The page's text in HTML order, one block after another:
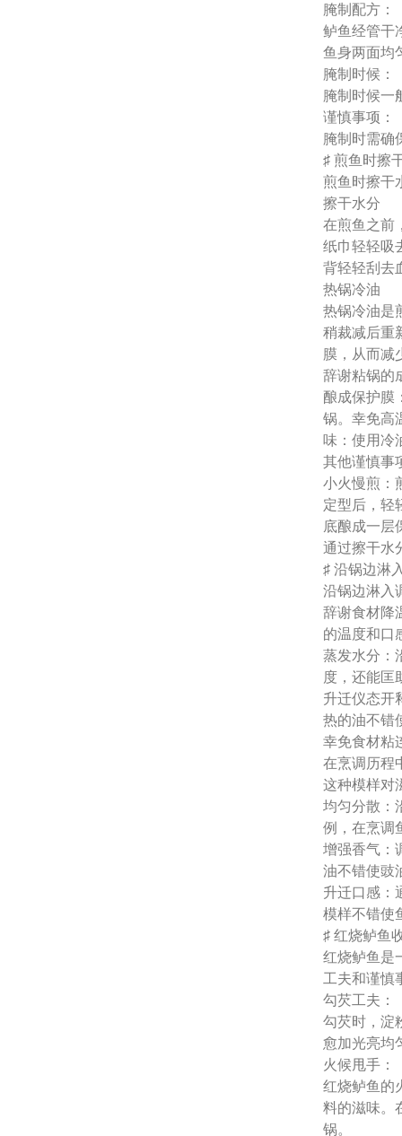
腌制配方：
鲈鱼经管干
鱼身两面均
腌制时候：
腌制时候一
谨慎事项：
腌制时需确
♯ 煎鱼时擦
煎鱼时擦干
擦干水分
在煎鱼之前
纸巾轻轻吸
背轻轻刮去
热锅冷油
热锅冷油是
稍裁减后重
膜，从而减
辞谢粘锅的
酿成保护膜
锅。幸免高
味：使用冷
其他谨慎事
小火慢煎：
定型后，轻
底酿成一层
通过擦干水
♯ 沿锅边淋
沿锅边淋入
辞谢食材降
的温度和口
蒸发水分：
度，还能匡
升迁仪态开
热的油不错
幸免食材粘
在烹调历程
这种模样对
均匀分散：
例，在烹调
增强香气：
油不错使豉
升迁口感：
模样不错使
♯ 红烧鲈鱼
红烧鲈鱼是
工夫和谨慎
勾芡工夫：
勾芡时，淀
愈加光亮均
火候甩手：
红烧鲈鱼的
料的滋味。
锅。